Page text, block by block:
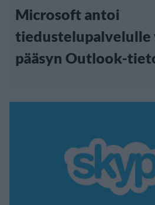
Microsoft antoi
tiedustelupalvelulle
pääsyn Outlook-